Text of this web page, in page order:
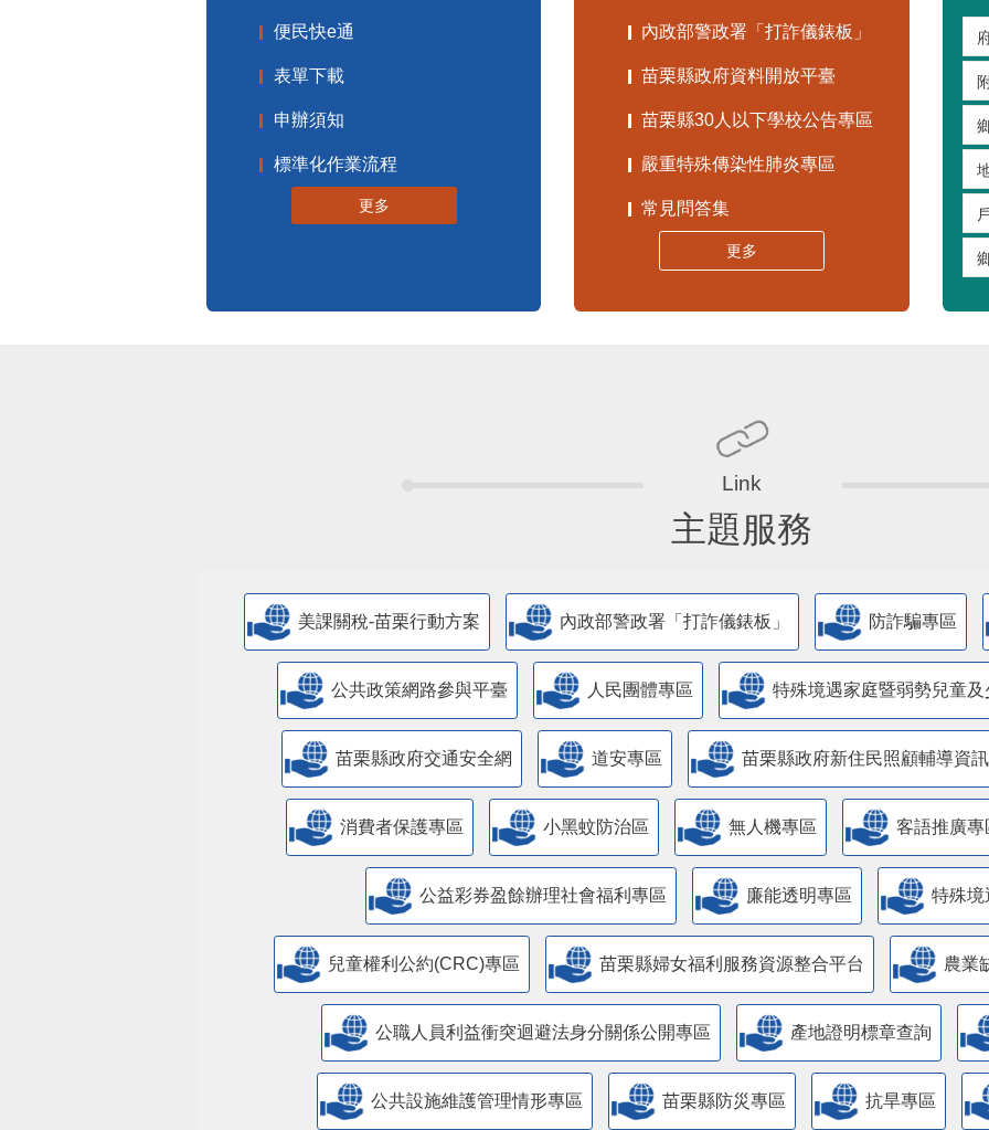
便民快e通
表單下載
申辦須知
標準化作業流程
更多
內政部警政署「打詐儀錶板」
苗栗縣政府資料開放平臺
苗栗縣30人以下學校公告專區
嚴重特殊傳染性肺炎專區
常見問答集
更多
主題服務
美課關稅-苗栗行動方案 內政部警政署「打詐儀錶板」 防詐騙專區
公共政策網路參與平臺 人民團體專區 特殊境遇家庭暨弱勢兒童
苗栗縣政府交通安全網 道安專區 苗栗縣政府新住民照顧輔導資
消費者保護專區 小黑蚊防治區 無人機專區 客語推廣專
公益彩券盈餘辦理社會福利專區 廉能透明專區 特殊境
兒童權利公約(CRC)專區 苗栗縣婦女福利服務資源整合平台 農業
公職人員利益衝突迴避法身分關係公開專區 產地證明標章查詢
​公共設施維護管理情形專區 苗栗縣防災專區 抗旱專區